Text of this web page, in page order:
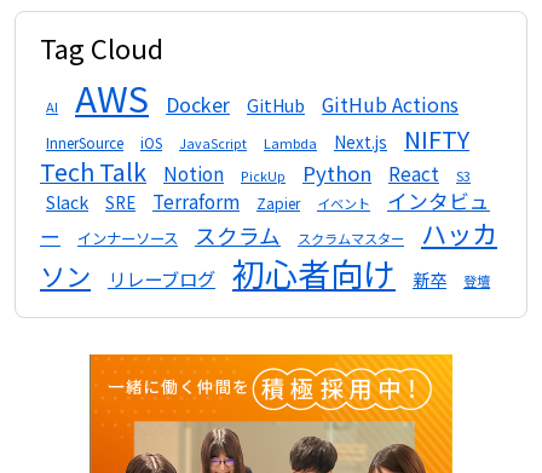
Tag Cloud
AI AWS Docker GitHub GitHub Actions
InnerSource iOS JavaScript Lambda Next.js
NIFTY
Tech Talk
Notion PickUp Python React S3
Slack SRE Terraform Zapier イベント
インタビュ
ー
インナーソース スクラム スクラムマスター
ハッカ
ソン
リレーブログ 初心者向け 新卒 登壇